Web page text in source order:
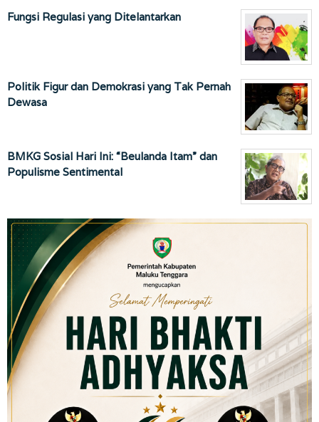
Fungsi Regulasi yang Ditelantarkan
Politik Figur dan Demokrasi yang Tak Pernah
Dewasa
BMKG Sosial Hari Ini: “Beulanda Itam” dan
Populisme Sentimental